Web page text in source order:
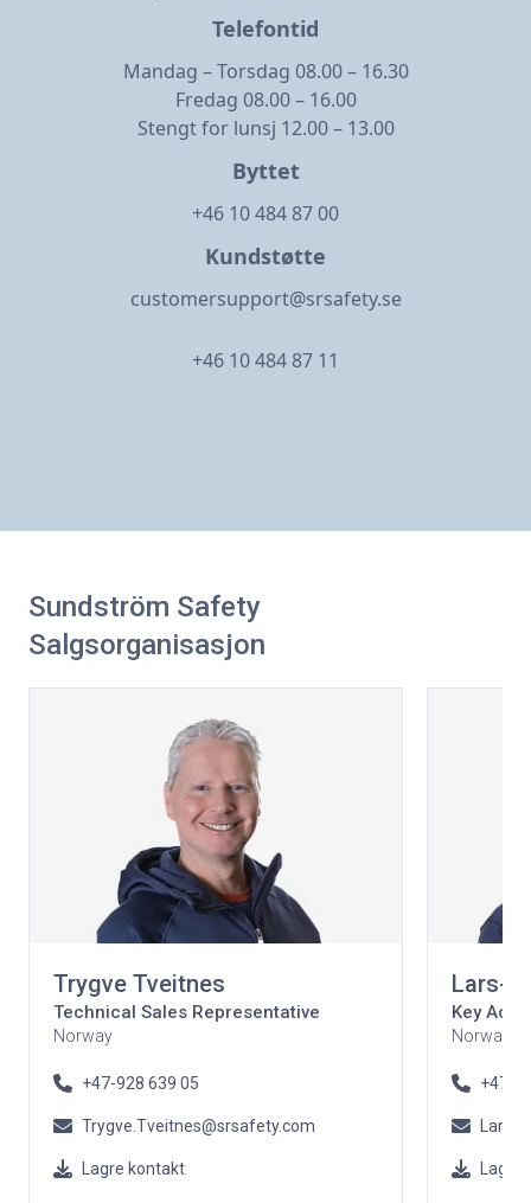
Telefontid
Mandag – Torsdag 08.00 – 16.30
Fredag 08.00 – 16.00
Stengt for lunsj 12.00 – 13.00
Byttet
+46 10 484 87 00
Kundstøtte
customersupport@srsafety.se
+46 10 484 87 11
Sundström Safety
Salgsorganisasjon
Trygve Tveitnes
Technical Sales Representative
Norway
+47-928 639 05
Trygve.Tveitnes@srsafety.com
Lagre kontakt
Lars-
Key
Norway
+47-